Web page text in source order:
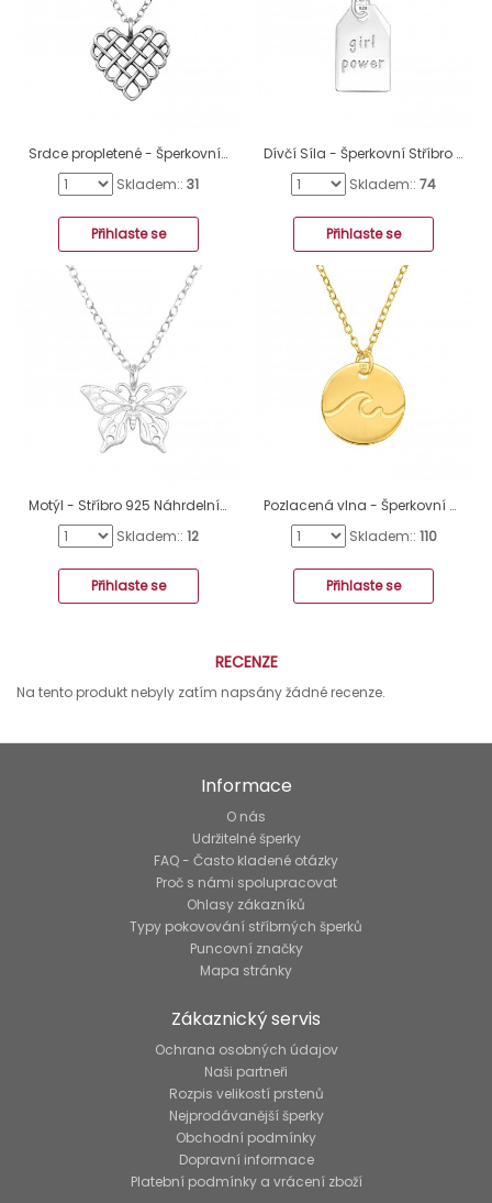
Srdce propletené - Šperkovní Stříbro 925 Náhrdelníky Bez Kamenů A4S49813
Skladem:: 31
Přihlaste se
Dívčí Síla - Šperkovní Stříbro 925 Náhrdelníky Bez Kamenů A4S46716
Skladem:: 74
Přihlaste se
Motýl - Stříbro 925 Náhrdelníky bez kamenů A4S48661
Skladem:: 12
Přihlaste se
Pozlacená vlna - Šperkovní Stříbro 925 Náhrdelníky Bez Kamenů A4S44253
Skladem:: 110
Přihlaste se
RECENZE
Na tento produkt nebyly zatím napsány žádné recenze.
Informace
O nás
Udržitelné šperky
FAQ - Často kladené otázky
Proč s námi spolupracovat
Ohlasy zákazníků
Typy pokovování stříbrných šperků
Puncovní značky
Mapa stránky
Zákaznický servis
Ochrana osobných údajov
Naši partneři
Rozpis velikostí prstenů
Nejprodávanější šperky
Obchodní podmínky
Dopravní informace
Platební podmínky a vrácení zboží